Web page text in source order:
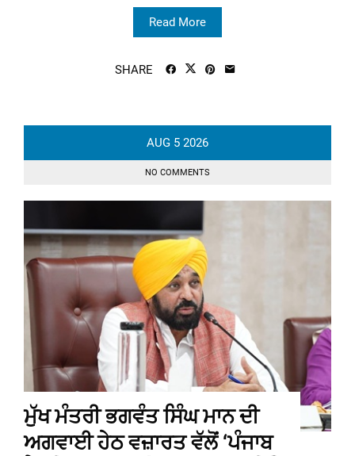
Read More
SHARE
AUG 5 2026
NO COMMENTS
ਮੁੱਖ ਮੰਤਰੀ ਭਗਵੰਤ ਸਿੰਘ ਮਾਨ ਦੀ
ਅਗਵਾਈ ਹੇਠ ਵਜ਼ਾਰਤ ਵੱਲੋਂ ‘ਪੰਜਾਬ